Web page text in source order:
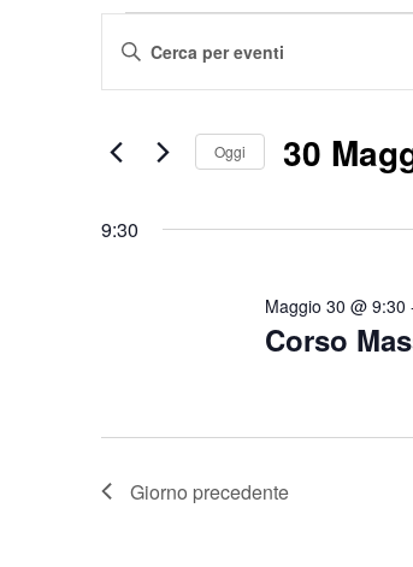
for
30
2026
Ricerca
e
Navigazione
Inserisci
Cerca
per
Oggi 30
la
9:30
Corso
Maggio 30 @ 9:30
Giorno precedente